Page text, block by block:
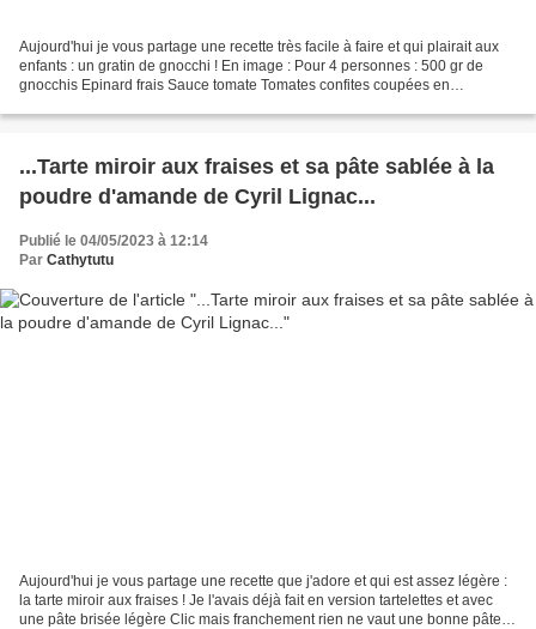
Aujourd'hui je vous partage une recette très facile à faire et qui plairait aux
enfants : un gratin de gnocchi ! En image : Pour 4 personnes : 500 gr de
gnocchis Epinard frais Sauce tomate Tomates confites coupées en
...Tarte miroir aux fraises et sa pâte sablée à la
poudre d'amande de Cyril Lignac...
Publié le 04/05/2023 à 12:14
Par Cathytutu
Aujourd'hui je vous partage une recette que j'adore et qui est assez légère :
la tarte miroir aux fraises ! Je l'avais déjà fait en version tartelettes et avec
une pâte brisée légère Clic mais franchement rien ne vaut une bonne pâte